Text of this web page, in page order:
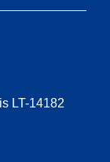
LT-14182